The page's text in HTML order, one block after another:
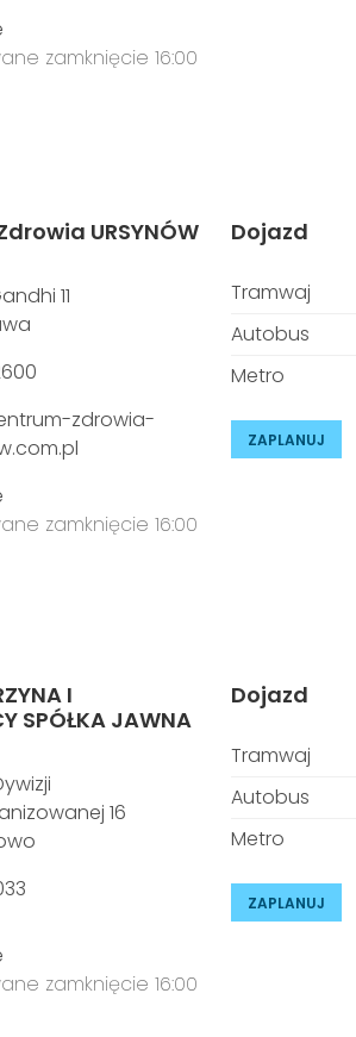
zamknięcie 16:00
URSYNÓW
11
zdrowia-
zamknięcie 16:00
Dojazd
Tramwaj
Autobus
Metro
ZAPLANUJ
I
SPÓŁKA JAWNA
16
zamknięcie 16:00
Dojazd
Tramwaj
Autobus
Metro
ZAPLANUJ